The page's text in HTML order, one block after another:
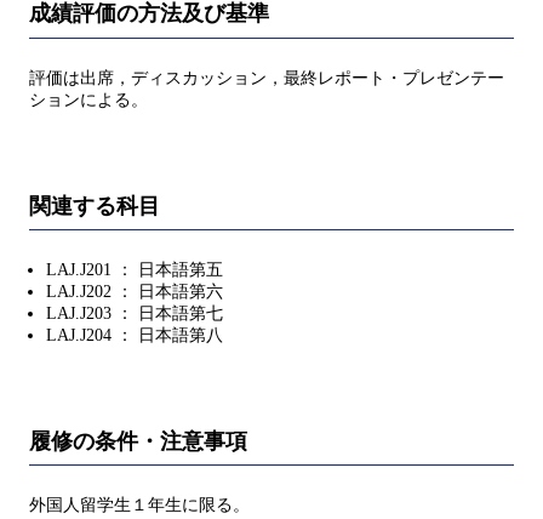
成績評価の方法及び基準
評価は出席，ディスカッション，最終レポート・プレゼンテー
ションによる。
関連する科目
LAJ.J201 ： 日本語第五
LAJ.J202 ： 日本語第六
LAJ.J203 ： 日本語第七
LAJ.J204 ： 日本語第八
履修の条件・注意事項
外国人留学生１年生に限る。